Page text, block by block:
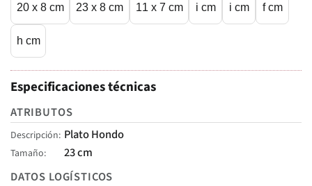
20 x 8 cm 23 x 8 cm 11 x 7 cm i cm i cm f cm
h cm
Especificaciones técnicas
ATRIBUTOS
Descripción Plato Hondo
Tamaño
23 cm
DATOS LOGÍSTICOS